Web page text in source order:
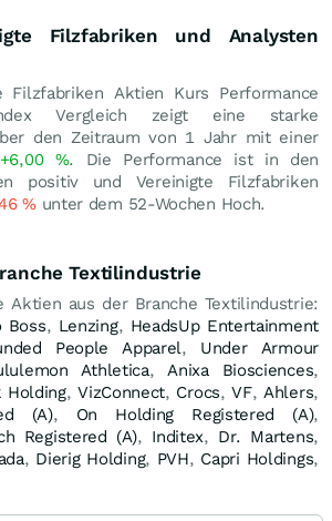
Filzfabriken und Analysten
Filzfabriken Aktien Kurs Performance
Vergleich zeigt eine starke
den Zeitraum von 1 Jahr mit einer
+6,00 %. Die Performance ist in den
positiv und Vereinigte Filzfabriken
%unter dem 52-Wochen Hoch.
Textilindustrie
Aktien aus der Branche Textilindustrie:
Boss, Lenzing, HeadsUp Entertainment
People Apparel, Under Armour
Athletica,Anixa Biosciences,
Holding,VizConnect, Crocs,VF,Ahlers,
(A), On Holding Registered (A),
Registered (A), Inditex, Dr. Martens,
, Dierig Holding, PVH, Capri Holdings,